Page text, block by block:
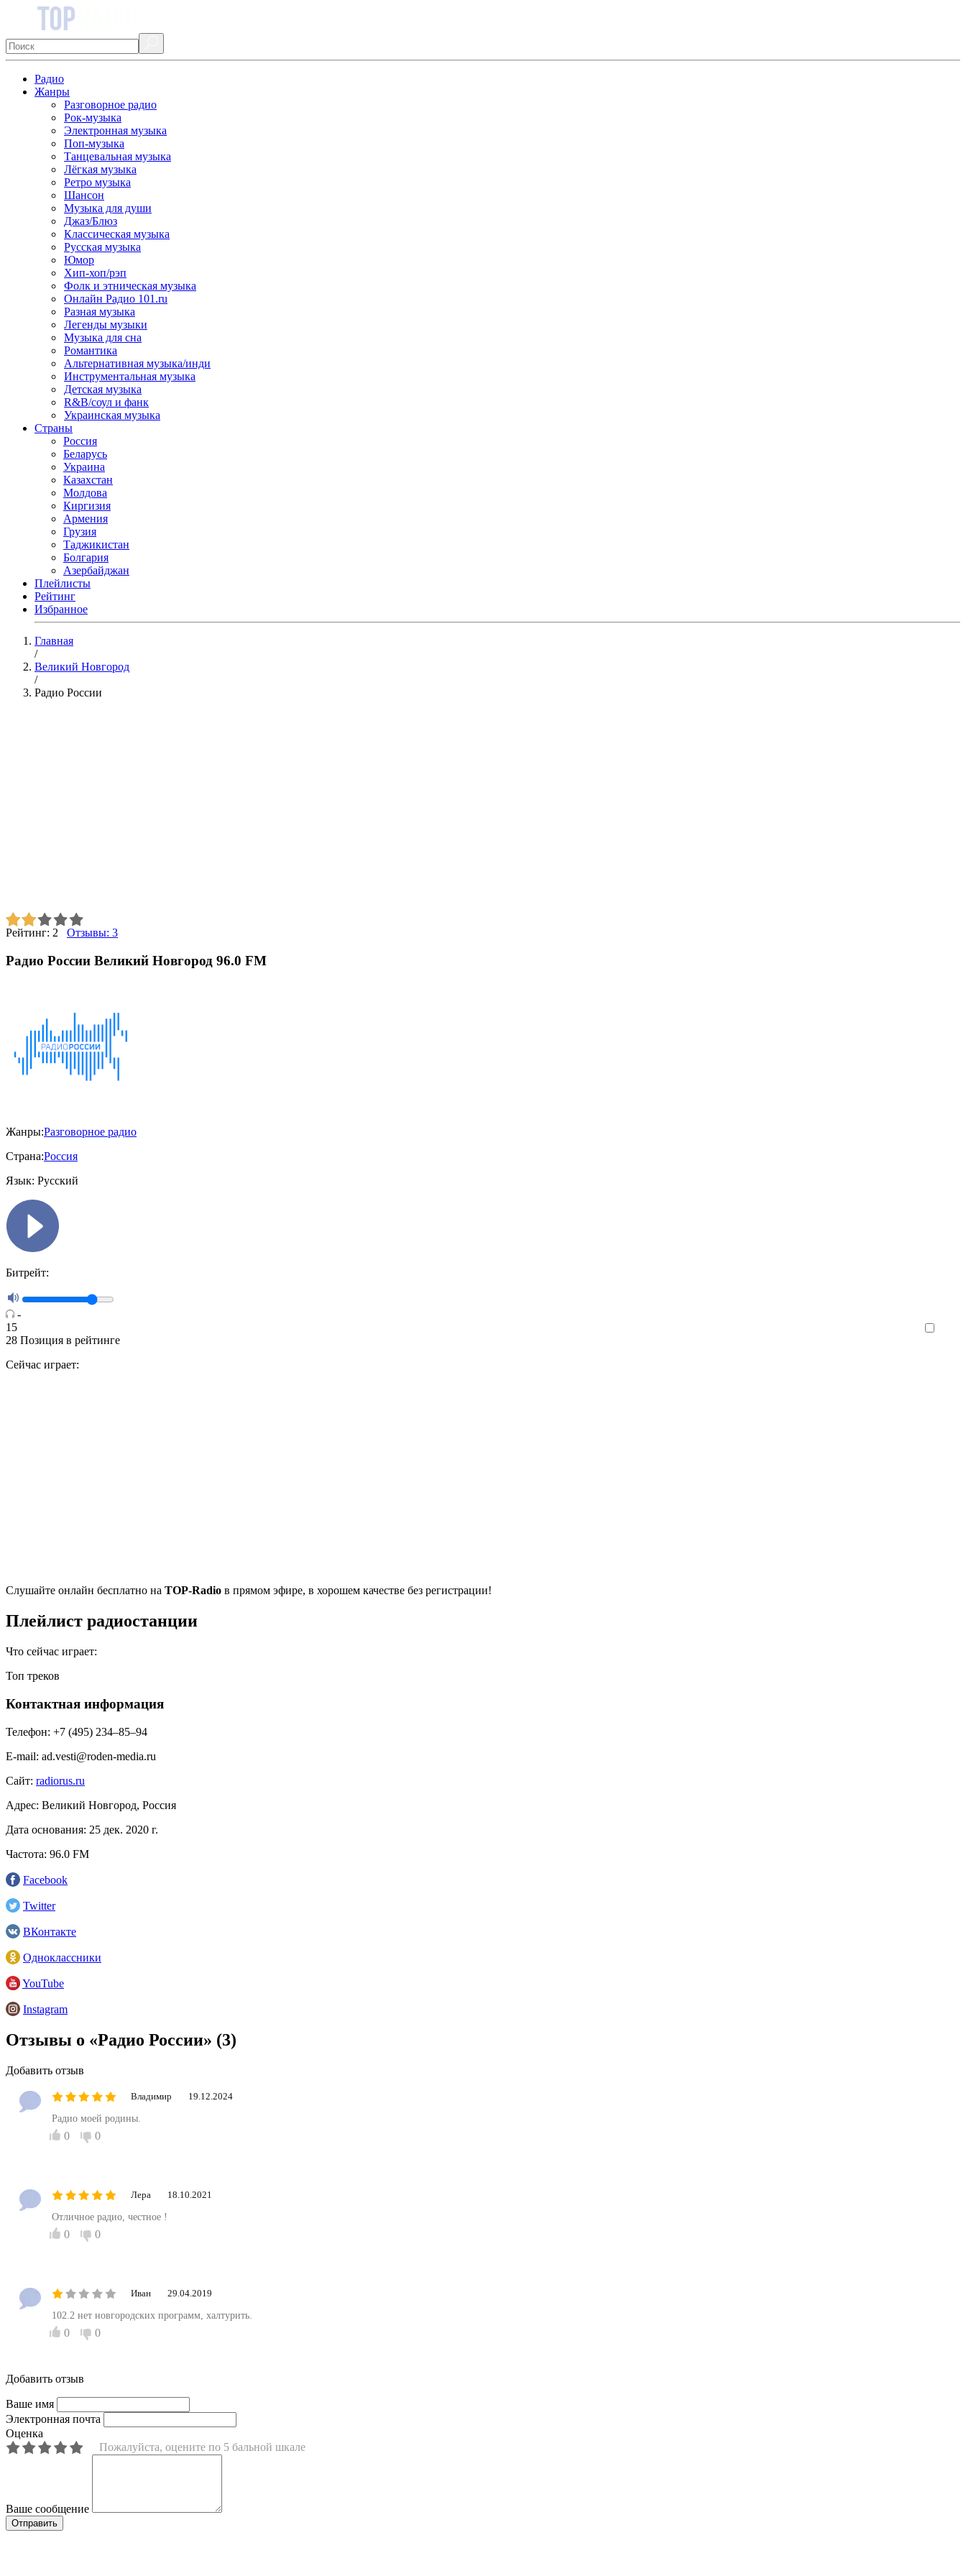
Радио
Жанры
Разговорное радио
Рок-музыка
Электронная музыка
Поп-музыка
Танцевальная музыка
Лёгкая музыка
Ретро музыка
Шансон
Музыка для души
Джаз/Блюз
Классическая музыка
Русская музыка
Юмор
Хип-хоп/рэп
Фолк и этническая музыка
Онлайн Радио 101.ru
Разная музыка
Легенды музыки
Музыка для сна
Романтика
Альтернативная музыка/инди
Инструментальная музыка
Детская музыка
R&B/cоул и фанк
Украинская музыка
Страны
Россия
Беларусь
Украина
Казахстан
Молдова
Киргизия
Армения
Грузия
Таджикистан
Болгария
Азербайджан
Плейлисты
Рейтинг
Избранное
Главная
/
Великий Новгород
/
Радио России
Рейтинг: 2 Отзывы: 3
Радио России Великий Новгород 96.0 FM
Жанры:Разговорное радио
Страна:Россия
Язык: Русский
Битрейт:
-
15
28 Позиция в рейтинге
Сейчас играет:
Cлушайте онлайн бесплатно на TOP-Radio в прямом эфире, в хорошем качестве без регистрации!
Плейлист радиостанции
Что сейчас играет:
Топ треков
Контактная информация
Телефон: +7 (495) 234‒85‒94
E-mail: ad.vesti@roden-media.ru
Сайт: radiorus.ru
Адрес: Великий Новгород, Россия
Дата основания: 25 дек. 2020 г.
Частота: 96.0 FM
Facebook
Twitter
ВКонтакте
Одноклассники
YouTube
Instagram
Отзывы о «Радио России» (3)
Добавить отзыв
Владимир 19.12.2024
Радио моей родины.
0 0
Лера 18.10.2021
Отличное радио, честное !
0 0
Иван 29.04.2019
102.2 нет новгородских программ, халтурить.
0 0
Добавить отзыв
Ваше имя
Электронная почта
Оценка
Пожалуйста, оцените по 5 бальной шкале
Ваше сообщение